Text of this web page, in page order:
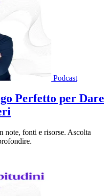
Podcast
Perfetto per Dare
note, fonti e risorse. Ascolta